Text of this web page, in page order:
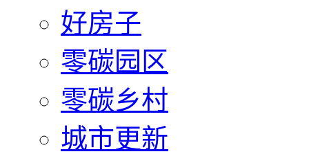
好房子
零碳园区
零碳乡村
城市更新